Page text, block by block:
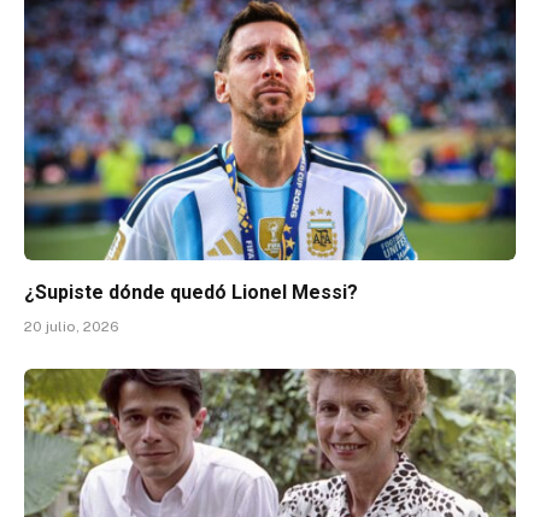
¿Supiste dónde quedó Lionel Messi?
20 julio, 2026